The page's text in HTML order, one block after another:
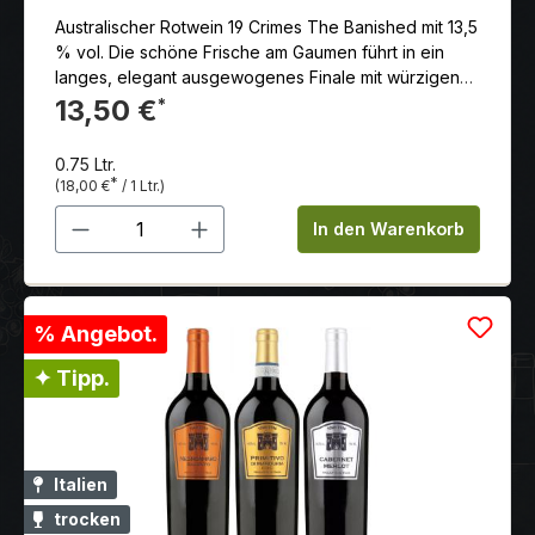
Australischer Rotwein 19 Crimes The Banished mit 13,5
% vol. Die schöne Frische am Gaumen führt in ein
langes, elegant ausgewogenes Finale mit würzigen
Anklängen von Lakritz, feiner Eiche und einem Hauch
Schokolade. Hergestellt aus Cabernet Sauvignon,
13,50 €*
0.75 Ltr.
(18,00 €* / 1 Ltr.)
Produkt Anzahl: Gib denIn den Warenkorb
% Angebot.
✦ Tipp.
Italien
trocken